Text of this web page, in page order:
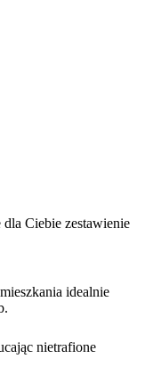
Ciebie zestawienie
idealnie
nietrafione